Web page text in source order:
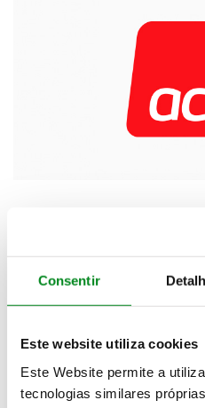
Consentir
Este website utiliza cookies
Este Website permite a
tecnologias similares
A atividade encontra-se
estado de emergência, até
recomeço da atividade do
O ACP informa ainda queo
As atividades
desenvolvidas e quaisquer